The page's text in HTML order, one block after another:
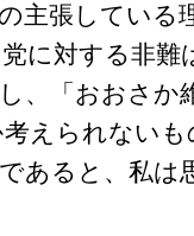
主張している
に対する非難
、「おおさか
えられない
あると、私は